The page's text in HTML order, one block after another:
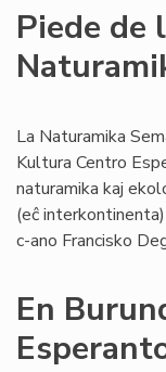
Piede de
La Naturamika
Kultura Centro
naturamika kaj
(eĉ
c-ano Francisko
En